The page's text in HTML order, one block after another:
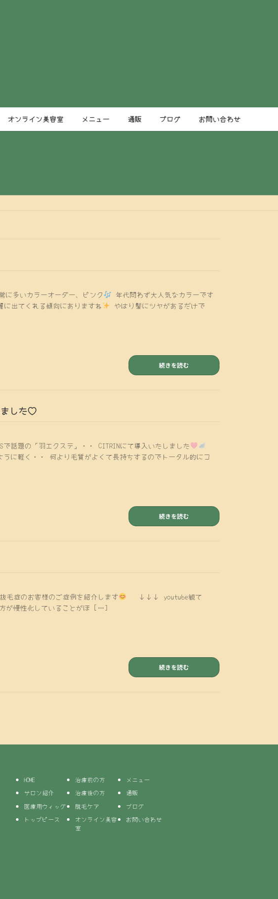
オンライン美容室 メニュー 通販 ブログ お問い合わせ
に多いカラーオーダー、ピンク
年代問わず大人気なカラーです
に出てくれる傾向にありますね
やはり髪にツヤがあるだけで
続きを読む
した♡
で話題の「羽エクステ」・・ CITRINにて導入いたしました
軽く・・ 何より毛質がよくて長持ちするのでトータル的にコ
続きを読む
症のお客様のご症例を紹介します
↓↓↓ youtube観て
が慢性化していることがほ […]
続きを読む
HOME
サロン紹介
医療用ウィッグ
トップピース
治療前の方
治療後の方
脱毛ケア
オンライン美容
室
メニュー
通販
ブログ
お問い合わせ